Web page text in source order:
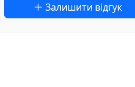
Залишити відгук